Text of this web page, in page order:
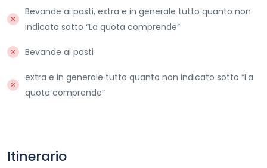
Bevande ai pasti, extra e in generale tutto quanto non
indicato sotto “La quota comprende”
Bevande ai pasti
extra e in generale tutto quanto non indicato sotto “La
quota comprende”
Itinerario